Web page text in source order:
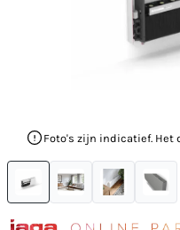
Foto's zijn indicatief. Het